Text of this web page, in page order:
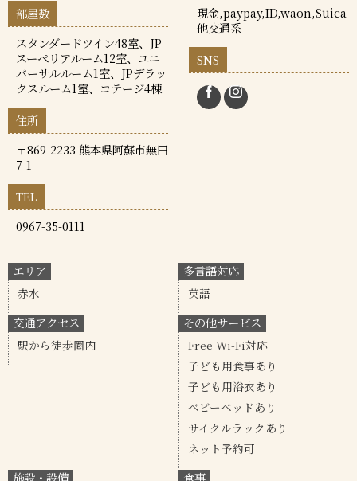
部屋数
スタンダードツイン48室、JP
スーペリアルーム12室、ユニ
バーサルルーム1室、JPデラッ
クスルーム1室、コテージ4棟
住所
〒869-2233 熊本県阿蘇市無田
7-1
TEL
0967-35-0111
現金,paypay,ID,waon,Suica
他交通系
SNS
エリア
赤水
多言語対応
英語
交通アクセス
駅から徒歩圏内
その他サービス
Free Wi-Fi対応
子ども用食事あり
子ども用浴衣あり
ベビーベッドあり
サイクルラックあり
ネット予約可
施設・設備 食事